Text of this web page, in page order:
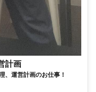
計画
、運営計画のお仕事！